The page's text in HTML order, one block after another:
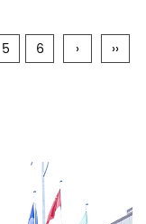
5 6 › ››